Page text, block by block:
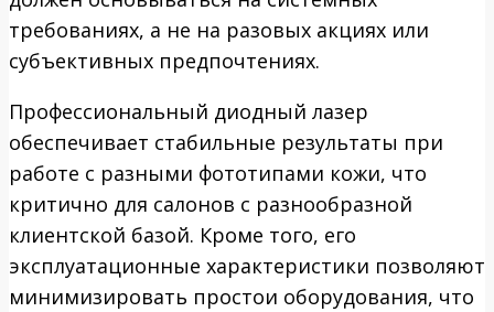
требованиях, а не на разовых акциях или
субъективных предпочтениях.
Профессиональный диодный лазер
обеспечивает стабильные результаты при
работе с разными фототипами кожи, что
критично для салонов с разнообразной
клиентской базой. Кроме того, его
эксплуатационные характеристики позволяют
минимизировать простои оборудования, что